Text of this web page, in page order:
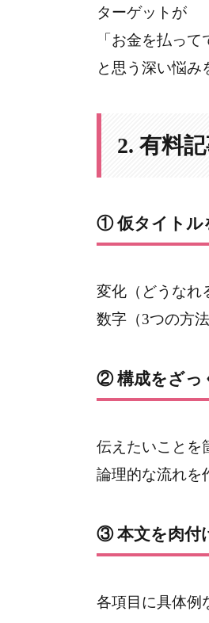
ターゲットが
「お金を払って
と思う深い悩み
2. 有料
① 仮タイトル
変化（どうなれ
数字（3つの方
② 構成をざっ
伝えたいことを
論理的な流れを
③ 本文を肉付
各項目に具体例